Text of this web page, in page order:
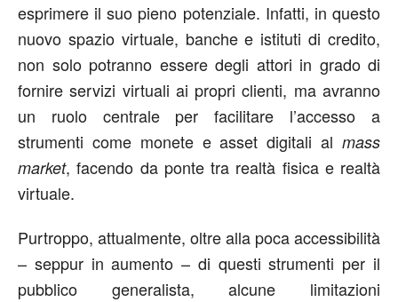
esprimere il suo pieno potenziale. Infatti, in questo
nuovo spazio virtuale, banche e istituti di credito,
non solo potranno essere degli attori in grado di
fornire servizi virtuali ai propri clienti, ma avranno
un ruolo centrale per facilitare l’accesso a
strumenti come monete e asset digitali al mass
market, facendo da ponte tra realtà fisica e realtà
virtuale.
Purtroppo, attualmente, oltre alla poca accessibilità
– seppur in aumento – di questi strumenti per il
pubblico generalista, alcune limitazioni